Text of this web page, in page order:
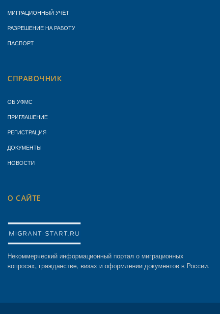
МИГРАЦИОННЫЙ УЧЁТ
РАЗРЕШЕНИЕ НА РАБОТУ
ПАСПОРТ
СПРАВОЧНИК
ОБ УФМС
ПРИГЛАШЕНИЕ
РЕГИСТРАЦИЯ
ДОКУМЕНТЫ
НОВОСТИ
О САЙТЕ
Некоммерческий информационный портал о миграционных
вопросах, гражданстве, визах и оформлении документов в России.